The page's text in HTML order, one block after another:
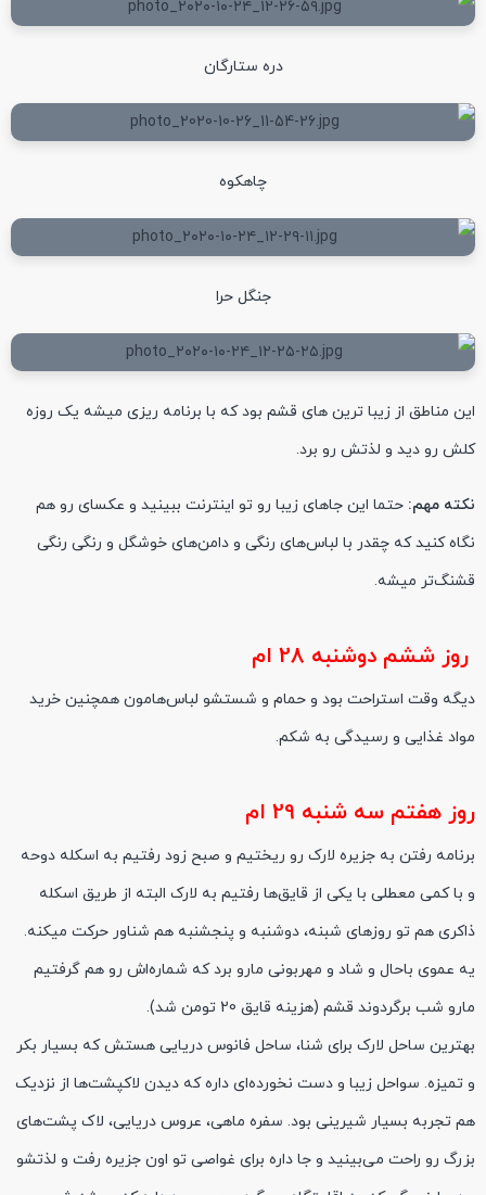
دره ستارگان
چاهکوه
جنگل حرا
این مناطق از زیبا ترین های قشم بود که با برنامه ریزی میشه یک روزه
کلش رو دید و لذتش رو برد.
نکته مهم: حتما این جاهای زیبا رو تو اینترنت ببینید و عکسای رو هم
نگاه کنید که چقدر با لباس‌های رنگی و دامن‌های خوشگل و رنگی رنگی
قشنگ‌تر میشه.
روز ششم دوشنبه 28 ام
دیگه وقت استراحت بود و حمام و شستشو لباس‌هامون همچنین خرید
مواد غذایی و رسیدگی به شکم.
روز هفتم سه شنبه 29 ام
برنامه رفتن به جزیره لارک رو ریختیم و صبح زود رفتیم به اسکله دوحه
و با کمی معطلی با یکی از قایق‌ها رفتیم به لارک البته از طریق اسکله
ذاکری هم تو روزهای شبنه، دوشنبه و پنجشنبه هم شناور حرکت میکنه.
یه عموی باحال و شاد و مهربونی مارو برد که شماره‌اش رو هم گرفتیم
مارو شب برگردوند قشم (هزینه قایق 20 تومن شد).
بهترین ساحل لارک برای شنا، ساحل فانوس دریایی هستش که بسیار بکر
و تمیزه. سواحل زیبا و دست نخورده‌ای داره که دیدن لاکپشت‌ها از نزدیک
هم تجربه بسیار شیرینی بود. سفره ماهی، عروس دریایی، لاک پشت‌های
بزرگ رو راحت می‌بینید و جا داره برای غواصی تو اون جزیره رفت و لذتشو